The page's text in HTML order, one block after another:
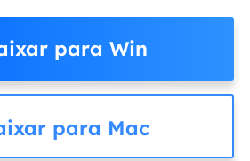
para Win
para Mac